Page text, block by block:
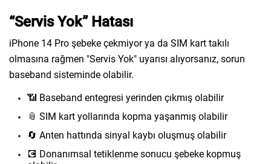
“Servis Yok” Hatası
iPhone 14 Pro şebeke çekmiyor ya da SIM kart takılı
olmasına rağmen "Servis Yok" uyarısı alıyorsanız, sorun
baseband sisteminde olabilir.
📶 Baseband entegresi yerinden çıkmış olabilir
📎 SIM kart yollarında kopma yaşanmış olabilir
🔄 Anten hattında sinyal kaybı oluşmuş olabilir
💽 Donanımsal tetiklenme sonucu şebeke kopmuş